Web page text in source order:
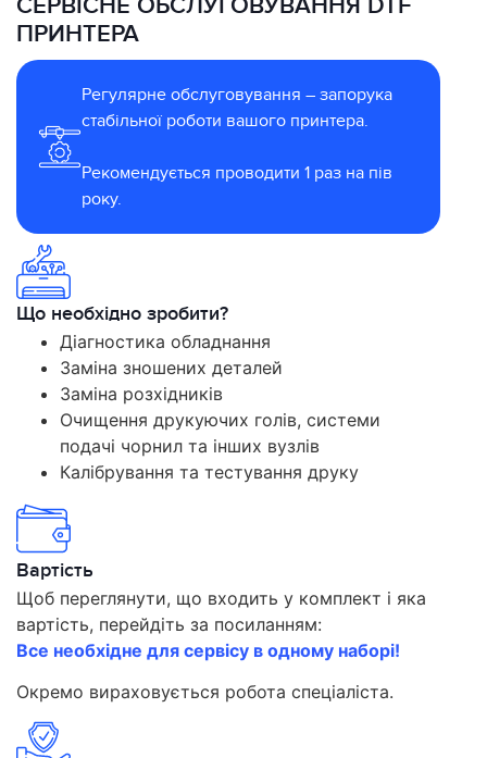
СЕРВІСНЕ ОБСЛУГОВУВАННЯ DTF
ПРИНТЕРА
Регулярне обслуговування – запорука
стабільної роботи вашого принтера.
Рекомендується проводити 1 раз на пів
року.
Що необхідно зробити?
Діагностика обладнання
Заміна зношених деталей
Заміна розхідників
Очищення друкуючих голів, системи
подачі чорнил та інших вузлів
Калібрування та тестування друку
Вартість
Щоб переглянути, що входить у комплект і яка
вартість, перейдіть за посиланням:
Все необхідне для сервісу в одному наборі!
Окремо вираховується робота спеціаліста.